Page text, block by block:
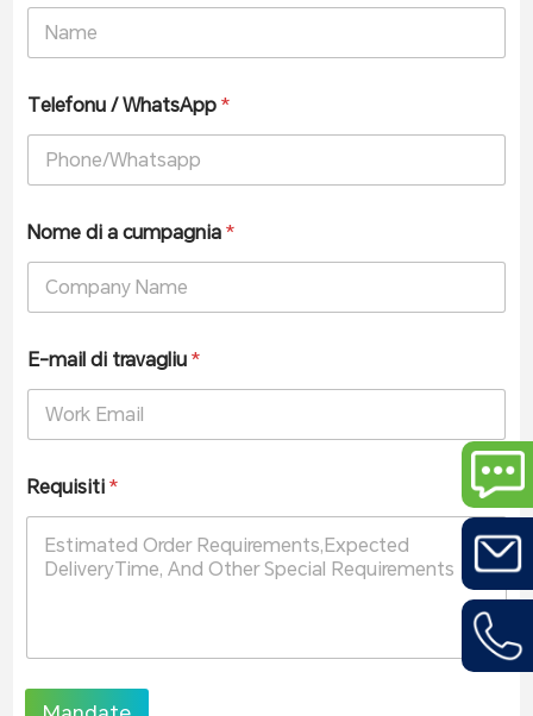
Telefonu / WhatsApp*
Nome di a cumpagnia*
E-mail di travagliu*
Requisiti*